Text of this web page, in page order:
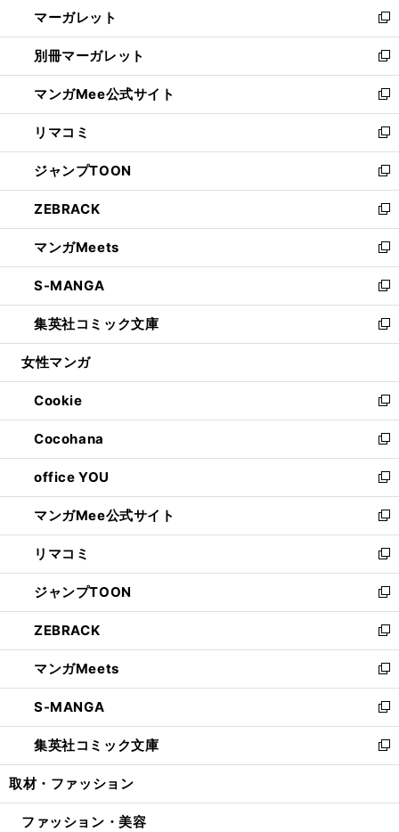
く
で
開
く
ド
ウ
で
開
く
い
ウ
ィ
ン
ド
ウ
で
開
く
マーガレット
新
し
い
ウ
ィ
ン
ド
ウ
で
開
く
別冊マーガレット
新
し
い
ウ
ィ
ン
ド
ウ
で
開
く
マンガMee公式サイト
新
し
い
ウ
ィ
ン
ド
ウ
で
開
く
リマコミ
新
し
い
ウ
ィ
ン
ド
ウ
で
開
く
ジャンプTOON
新
し
い
ウ
ィ
ン
ド
ウ
で
開
ZEBRACK
新
し
い
ウ
ィ
ン
ド
ウ
開
く
マンガMeets
新
し
い
ウ
ィ
ン
ウ
で
開
く
S-MANGA
新
し
い
ウ
ン
ド
ウ
で
開
く
集英社コミック文庫
新
し
ウ
ィ
ン
ド
ウ
で
開
く
女性マンガ
Cookie
新
し
い
ウ
ィ
ン
ド
ウ
で
開
く
Cocohana
新
し
い
ウ
ィ
ン
ド
ウ
で
開
く
office YOU
新
し
い
ウ
ィ
ン
ド
ウ
で
開
く
マンガMee公式サイト
新
し
い
ウ
ィ
ン
ド
ウ
で
開
く
リマコミ
新
し
い
ウ
ィ
ン
ド
ウ
で
開
く
ジャンプTOON
新
し
い
ウ
ィ
ン
ド
ウ
で
開
ZEBRACK
新
し
い
ウ
ィ
ン
ド
ウ
開
マンガMeets
新
し
い
ウ
ィ
ン
ウ
S-MANGA
新
し
い
ウ
ン
集英社コミック文庫
新
し
ウ
取材・ファッション
ファッション・美容